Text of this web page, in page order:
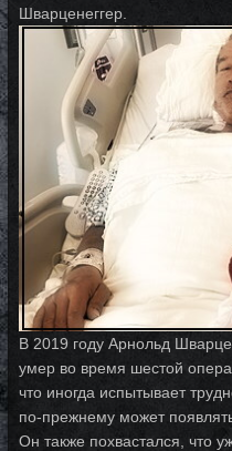
Шварценеггер.
В 2019 году Арнольд
умер во время шестой
что иногда испытывает
по-прежнему может
Он также похвастался, что